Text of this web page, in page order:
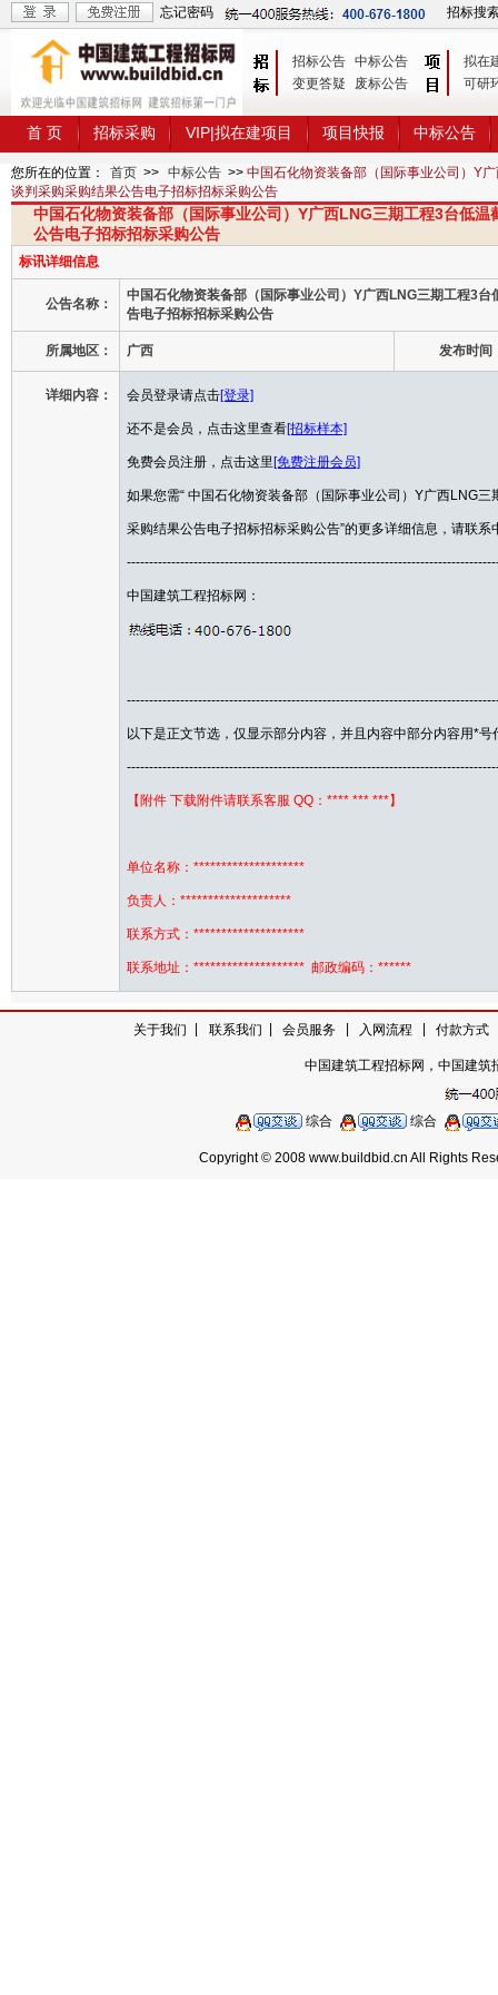
忘记密码 招标搜
招标公告 中标公告
变更答疑
废标公告
拟在
可研
首 页 招标采购 VIP|拟在建项目 项目快报 中标公告
您所在的位置： 首页 >> 中标公告 >> 中国石化物资装备部（国际事业公司）Y
谈判采购采购结果公告电子招标招标采购公告
中国石化物资装备部（国际事业公司）Y广西LNG三期工程3台低
公告电子招标招标采购公告
标讯详细信息
公告名称：
中国石化物资装备部（国际事业公司）Y广西LNG三期工程3
告电子招标招标采购公告
所属地区： 广西 发布时间
详细内容： 会员登录请点击[登录]
还不是会员，点击这里查看[招标样本]
免费会员注册，点击这里 [免费注册会员]
如果您需“ 中国石化物资装备部（国际事业公司）Y广西LNG
采购结果公告电子招标招标采购公告”的更多详细信息，请联系
中国建筑工程招标网：
以下是正文节选，仅显示部分内容，并且内容中部分内容用*
【附件 下载附件请联系客服 QQ：**** *** ***】
单位名称：********************
负责人：********************
联系方式：********************
联系地址：******************** 邮政编码：******
关于我们 联系我们 会员服务 入网流程 付款方式
中国建筑工程招标网，中国建筑
综合 综合
Copyright © 2008 www.buildbid.cn All Rights